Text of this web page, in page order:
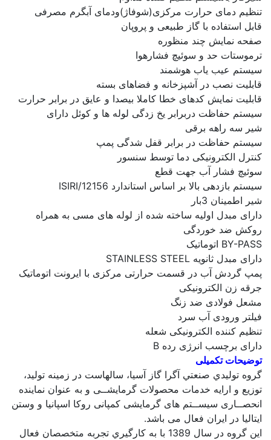
تنظیم دمای حرارت مرکزی(شوفاژ)ودمای آبگرم مصرفی
قابل استفاده با گاز طبیعی و پروپان
صفحه نمایش چند منظوره
ترموستات حد و سوئیچ فشارهوا
سیستم عیب یاب هوشمند
قابلیت نصب در آشپزخانه و فضاهای بسته
قابلیت نمایش کدهای خطا کاملا بیصدا و عایق در برابر حرارت
سیستم حفاظت دربرابر یخ زدگی لوله ها و کوئل دارای
شیر سه راهه برقی
سیستم حفاظت در برابر قفل شدگی پمپ
کنترل الکترونیکی دما توسط سنسور
سوئیچ فشار آب جهت قطع
سیستم بازدهی بالا بر اساس استاندارد ISIRI/12156
شیر اطمینان 3بار
دارای مبدل اولیه ساخته شده از لوله های مسی به همراه
روکش ضد خوردگی
BY-PASS اتوماتیک
دارای مبدل ثانویه STAINLESS STEEL
پمپ گردش آب در قسمت حرارتی مرکزی با ایرونت اتوماتیک
جرقه زن الکترونیکی
مشعل فولادی ضد زنگ
فیلتر ورودی آب سرد
تنظیم کننده الکترونیکی شعله
دارای برچسب انرژی رده B
توضیحات تکمیلی
گروه توليدي صنعتي آگرا گاز آسيا، سالهاست در زمينه توليد،
توزیع و ارایه خدمات محصولات گرمایشــی و به عنوان نماینده
انحصــاری سيســتم های گرمایشی کمپانی روکا اسپانيا و وستن
ایتاليا در ایران فعال می باشد.
این گروه در سال 1389 با به کارگيري تجربه متخصصان فعال